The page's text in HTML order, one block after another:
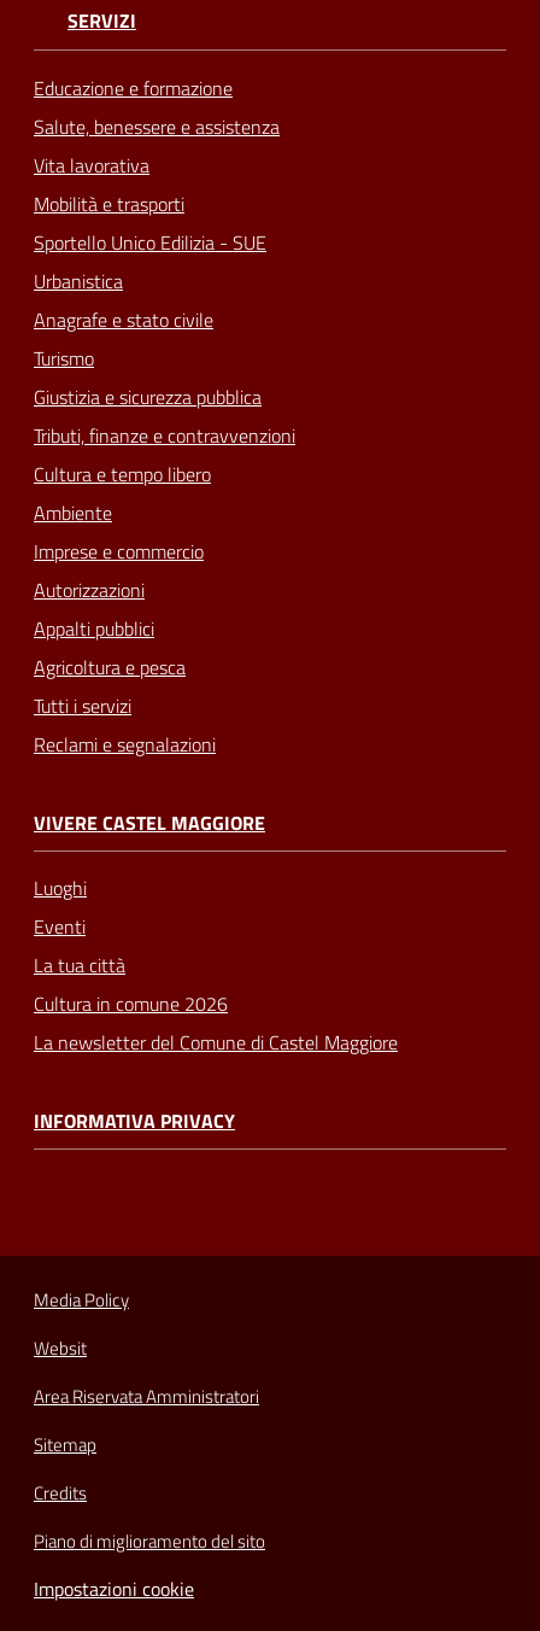
SERVIZI
Educazione e formazione
Salute, benessere e assistenza
Vita lavorativa
Mobilità e trasporti
Sportello Unico Edilizia - SUE
Urbanistica
Anagrafe e stato civile
Turismo
Giustizia e sicurezza pubblica
Tributi, finanze e contravvenzioni
Cultura e tempo libero
Ambiente
Imprese e commercio
Autorizzazioni
Appalti pubblici
Agricoltura e pesca
Tutti i servizi
Reclami e segnalazioni
VIVERE CASTEL MAGGIORE
Luoghi
Eventi
La tua città
Cultura in comune 2026
La newsletter del Comune di Castel Maggiore
INFORMATIVA PRIVACY
Media Policy
Websit
Area Riservata Amministratori
Sitemap
Credits
Piano di miglioramento del sito
Impostazioni cookie